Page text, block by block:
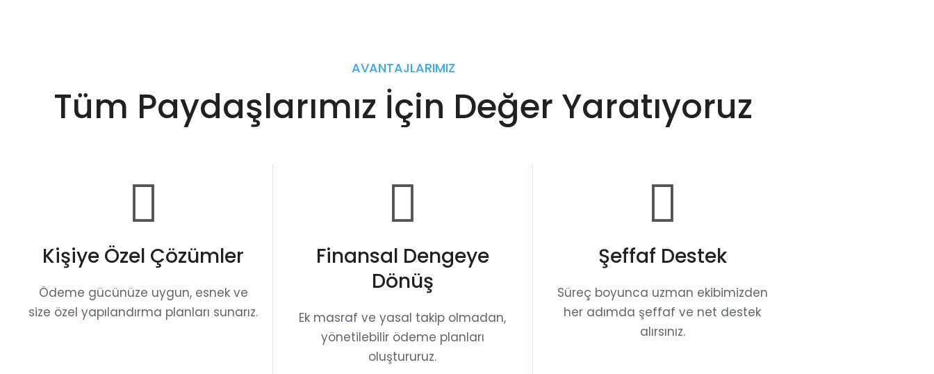
AVANTAJLARIMIZ
Tüm Paydaşlarımız İçin Değer Yaratıyoruz
Kişiye Özel Çözümler
Ödeme gücünüze uygun, esnek ve
size özel yapılandırma planları sunarız.
Finansal Dengeye
Dönüş
Ek masraf ve yasal takip olmadan,
yönetilebilir ödeme planları
oluştururuz.
Şeffaf Destek
Süreç boyunca uzman ekibimizden
her adımda şeffaf ve net destek
alırsınız.